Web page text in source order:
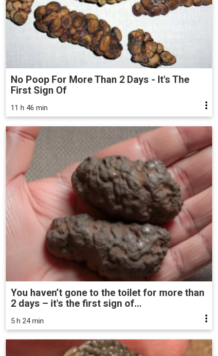
No Poop For More Than 2 Days - It's The
First Sign Of
11 h 46 min
You haven’t gone to the toilet for more than
2 days – it's the first sign of...
5 h 24 min